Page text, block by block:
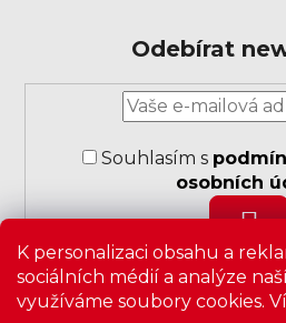
K personalizaci obsahu a
sociálních médií a analýze
využíváme soubory cookies.
Odebírat
odběruSouhlasím s
osobních
SE